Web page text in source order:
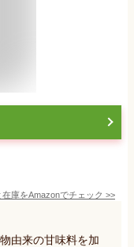
在庫をAmazonでチェック >>
由来の甘味料を加